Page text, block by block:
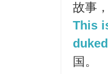
故事
This
国。